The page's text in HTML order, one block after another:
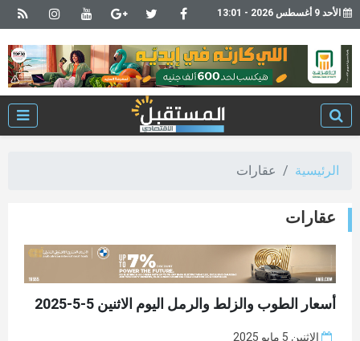
الأحد 9 أغسطس 2026 - 13:01
الرئيسية عقارات
عقارات
أسعار الطوب والزلط والرمل اليوم الاثنين 5-5-2025
الإثنين 5 مايو 2025